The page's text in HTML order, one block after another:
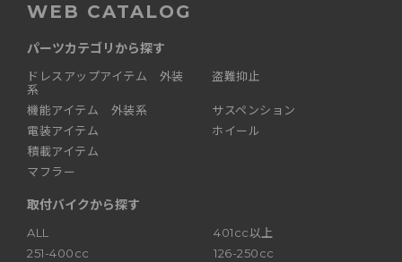
WEB CATALOG
パーツカテゴリから探す
ドレスアップアイテム 外装
系
機能アイテム 外装系
電装アイテム
積載アイテム
マフラー
盗難抑止
サスペンション
ホイール
取付バイクから探す
ALL
401cc以上
251-400cc
126-250cc